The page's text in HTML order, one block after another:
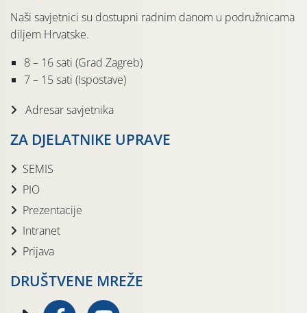
Naši savjetnici su dostupni radnim danom u podružnicama
diljem Hrvatske.
8 – 16 sati (Grad Zagreb)
7 – 15 sati (Ispostave)
Adresar savjetnika
ZA DJELATNIKE UPRAVE
SEMIS
PIO
Prezentacije
Intranet
Prijava
DRUŠTVENE MREŽE